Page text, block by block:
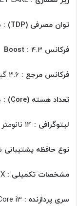
توان مصرفی (TDP) :
فرکانس Boost : 4.3
فرکانس مرجع :
تعداد هسته (Core) :
لیتوگرافی :
نوع حافظه پشتیبانی
مشخصات تکمیلی :
سری پردازنده :